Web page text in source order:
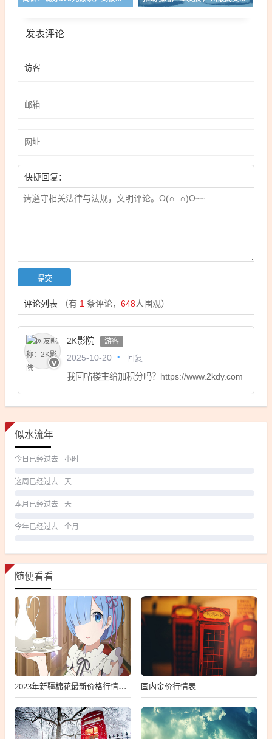
发表评论
快捷回复：
评论列表 （有 1 条评论， 648人围观）
2K影院 游客
2025-10-20 回复
我回帖楼主给加积分吗？https://www.2kdy.com
似水流年
今日已经过去 小时
这周已经过去 天
本月已经过去 天
今年已经过去 个月
随便看看
2023年新疆棉花最新价格行情分析 国内金价行情表